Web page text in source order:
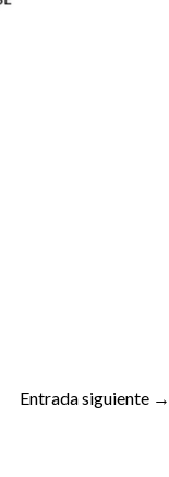
Entrada siguiente →